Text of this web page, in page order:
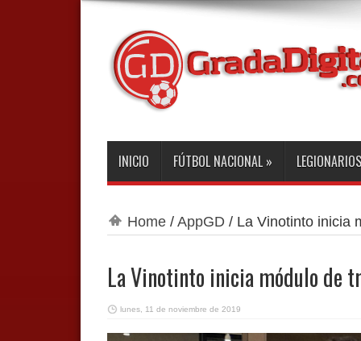
INICIO FÚTBOL NACIONAL » LEGIONARIOS
Home/ AppGD / La Vinotinto inicia
La Vinotinto inicia módulo de
lunes, 11 de noviembre de 2019